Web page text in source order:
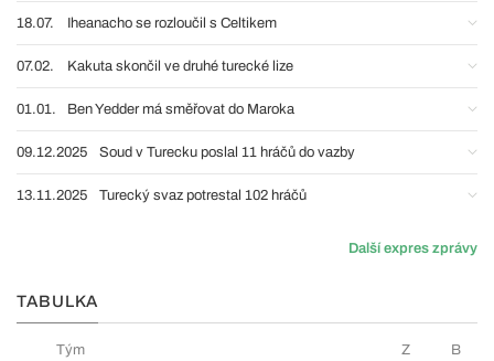
18.07. Iheanacho se rozloučil s Celtikem
07.02. Kakuta skončil ve druhé turecké lize
01.01. Ben Yedder má směřovat do Maroka
09.12.2025 Soud v Turecku poslal 11 hráčů do vazby
13.11.2025 Turecký svaz potrestal 102 hráčů
Další expres zprávy
TABULKA
Tým Z B